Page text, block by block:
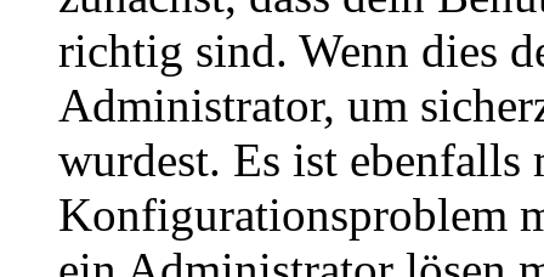
richtig sind. Wenn dies
Administrator, um
wurdest. Es ist ebenfalls
Konfigurationsproblem